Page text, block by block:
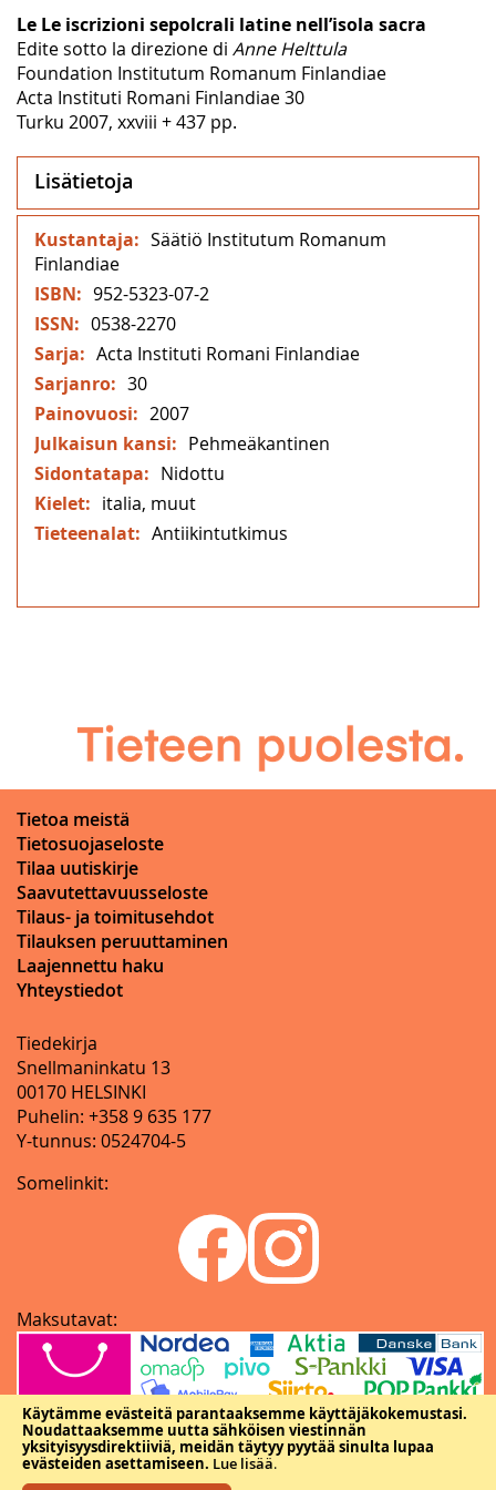
Käytämme evästeitä parantaaksemme käyttäjäkokemustasi.
Noudattaaksemme uutta sähköisen viestinnän
yksityisyysdirektiiviä, meidän täytyy pyytää sinulta lupaa
evästeiden asettamiseen. Lue lisää.
Le Le iscrizioni sepolcrali latine nell’isola sacra
Edite sotto la direzione di Anne Helttula
Foundation Institutum Romanum Finlandiae
Acta Instituti Romani Finlandiae 30
Turku 2007, xxviii + 437 pp.
Lisätietoja
Lisätietoja
Säätiö Institutum Romanum
Finlandiae
952-5323-07-2
0538-2270
Acta Instituti Romani Finlandiae
30
2007
Pehmeäkantinen
Nidottu
italia, muut
Antiikintutkimus
Tietoa meistä
Tietosuojaseloste
Tilaa uutiskirje
Saavutettavuusseloste
Tilaus- ja toimitusehdot
Tilauksen peruuttaminen
Laajennettu haku
Yhteystiedot
Tiedekirja
Snellmaninkatu 13
00170 HELSINKI
Puhelin: +358 9 635 177
Y-tunnus: 0524704-5
Somelinkit:
Maksutavat: